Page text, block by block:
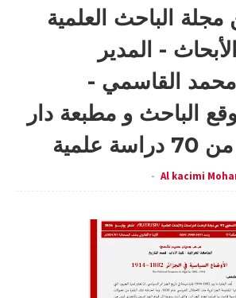
92 من مجلة الباحث العلمية
- المدير
القاسمي -
الباحث و مطبعة دار